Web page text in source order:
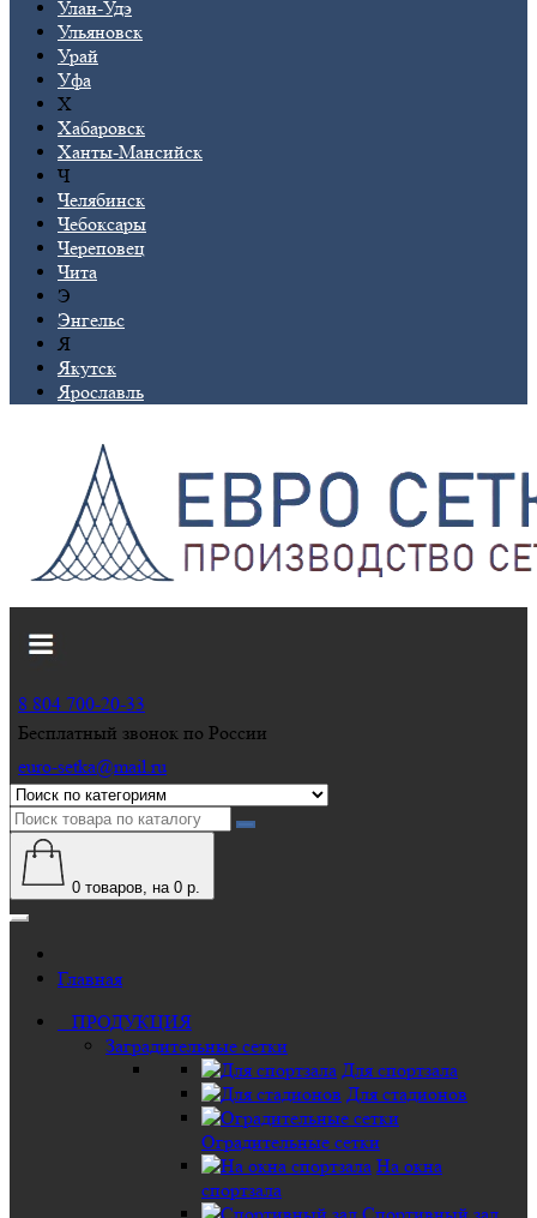
Улан-Удэ
Ульяновск
Урай
Уфа
Х
Хабаровск
Ханты-Мансийск
Ч
Челябинск
Чебоксары
Череповец
Чита
Э
Энгельс
Я
Якутск
Ярославль
8 804 700-20-33
Бесплатный звонок по России
euro-setka@mail.ru
0 товаров, на 0 р.
Главная
ПРОДУКЦИЯ
Заградительные сетки
Для спортзала
Для стадионов
Оградительные сетки
На окна
спортзала